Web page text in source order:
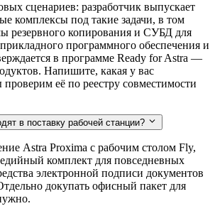
сценариев: разработчик выпускает
комплексы под такие задачи, в том
резервного копирования и СУБД для
программного обеспечения и
в программе Ready for Astra —
Напишите, какая у вас
её по реестру совместимости
в поставку рабочей станции?
Astra Proxima с рабочим столом Fly,
комплект для повседневных
электронной подписи документов
докупать офисный пакет для